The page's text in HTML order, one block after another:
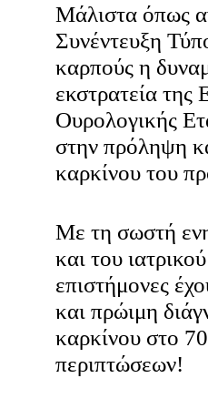
Μάλιστα όπως
Συνέντευξη
καρπούς η
εκστρατεία της
Ουρολογικής
στην πρόληψη
καρκίνου του
Με τη σωστή
και του
επιστήμονες
και πρώιμη
καρκίνου στο
περιπτώσεων!